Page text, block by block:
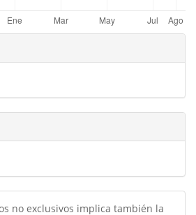
no exclusivos implica también la